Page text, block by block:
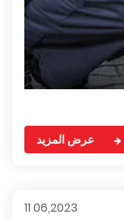
11 06,2023